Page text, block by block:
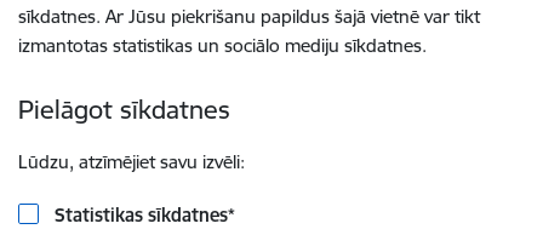
sīkdatnes. Ar Jūsu piekrišanu papildus šajā vietnē var tikt
izmantotas statistikas un sociālo mediju sīkdatnes.
Pielāgot sīkdatnes
Lūdzu, atzīmējiet savu izvēli:
Statistikas sīkdatnes*